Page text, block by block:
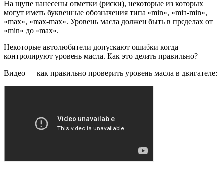
На щупе нанесены отметки (риски), некоторые из которых
могут иметь буквенные обозначения типа «min», «min-min»,
«max», «max-max». Уровень масла должен быть в пределах от
«min» до «max».
Некоторые автолюбители допускают ошибки когда
контролируют уровень масла. Как это делать правильно?
Видео — как правильно проверить уровень масла в двигателе: